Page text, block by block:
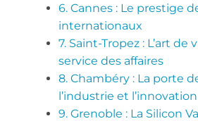
6. Cannes : Le prestige
internationaux
7. Saint-Tropez : L’art de
service des affaires
8. Chambéry : La porte
l’industrie et l’innovation
9. Grenoble : La Silicon